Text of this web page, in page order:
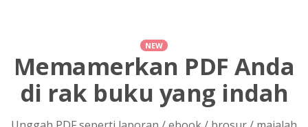
NEW
Memamerkan PDF Anda
di rak buku yang indah